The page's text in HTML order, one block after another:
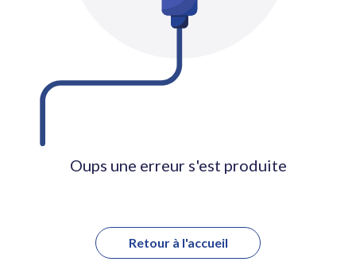
Oups une erreur s'est produite
Retour à l'accueil